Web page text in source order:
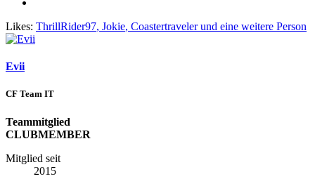
Likes: ThrillRider97, Jokie, Coastertravelerund eine weitere Person
Evii
CF Team IT
Teammitglied
CLUBMEMBER
Mitglied seit
2015